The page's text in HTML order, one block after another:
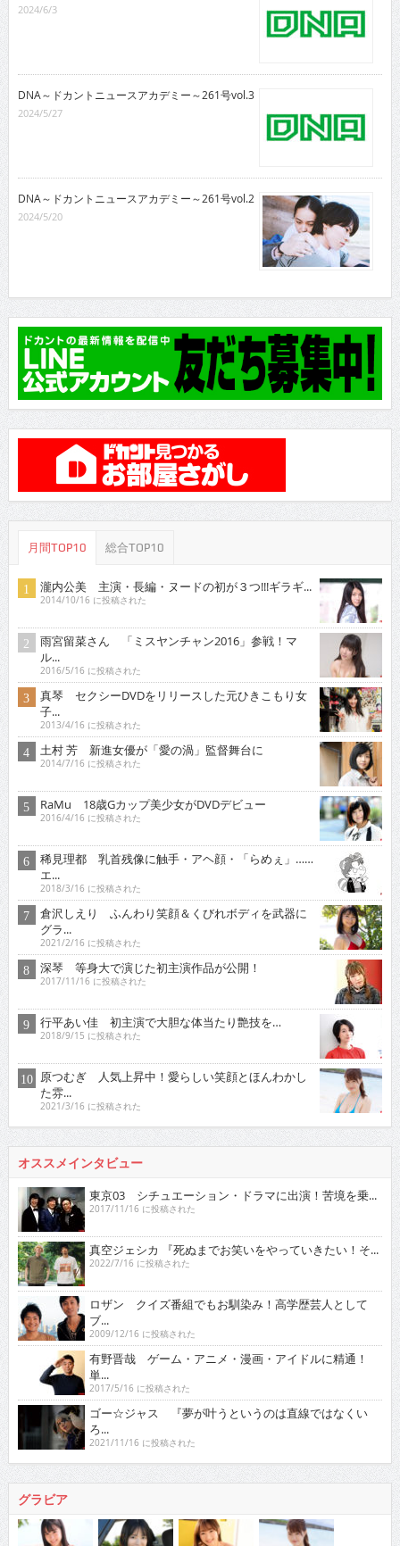
2024/6/3
DNA～ドカントニュースアカデミー～261号vol.3
2024/5/27
DNA～ドカントニュースアカデミー～261号vol.2
2024/5/20
月間TOP10 総合TOP10
瀧内公美 主演・長編・ヌードの初が３つ!!!ギラギ...
2014/10/16 に投稿された
雨宮留菜さん 「ミスヤンチャン2016」参戦！マ
ル...
2016/5/16 に投稿された
真琴 セクシーDVDをリリースした元ひきこもり女
子...
2013/4/16 に投稿された
土村 芳 新進女優が「愛の渦」監督舞台に
2014/7/16 に投稿された
RaMu 18歳Gカップ美少女がDVDデビュー
2016/4/16 に投稿された
稀見理都 乳首残像に触手・アヘ顔・「らめぇ」……
エ...
2018/3/16 に投稿された
倉沢しえり ふんわり笑顔＆くびれボディを武器に
グラ...
2021/2/16 に投稿された
深琴 等身大で演じた初主演作品が公開！
2017/11/16 に投稿された
行平あい佳 初主演で大胆な体当たり艶技を…
2018/9/15 に投稿された
原つむぎ 人気上昇中！愛らしい笑顔とほんわかし
た雰...
2021/3/16 に投稿された
オススメインタビュー
東京03 シチュエーション・ドラマに出演！苦境を乗...
2017/11/16 に投稿された
真空ジェシカ 『死ぬまでお笑いをやっていきたい！そ...
2022/7/16 に投稿された
ロザン クイズ番組でもお馴染み！高学歴芸人として
ブ...
2009/12/16 に投稿された
有野晋哉 ゲーム・アニメ・漫画・アイドルに精通！
単...
2017/5/16 に投稿された
ゴー☆ジャス 『夢が叶うというのは直線ではなくい
ろ...
2021/11/16 に投稿された
グラビア